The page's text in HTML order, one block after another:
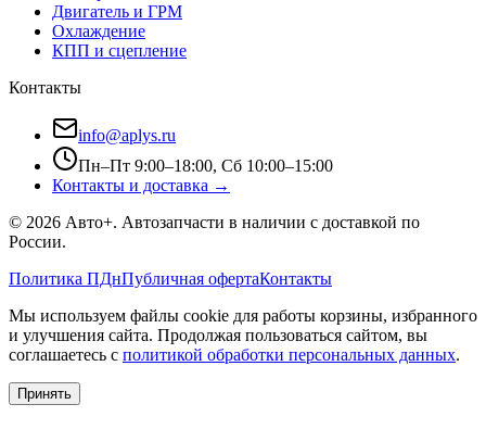
Двигатель и ГРМ
Охлаждение
КПП и сцепление
Контакты
info@aplys.ru
Пн–Пт 9:00–18:00, Сб 10:00–15:00
Контакты и доставка →
© 2026 Авто+. Автозапчасти в наличии с доставкой по
России.
Политика ПДнПубличная офертаКонтакты
Мы используем файлы cookie для работы корзины, избранного
и улучшения сайта. Продолжая пользоваться сайтом, вы
соглашаетесь с политикой обработки персональных данных.
Принять